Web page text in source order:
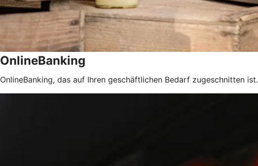
OnlineBanking
OnlineBanking, das auf Ihren geschäftlichen Bedarf zugeschnitten ist.